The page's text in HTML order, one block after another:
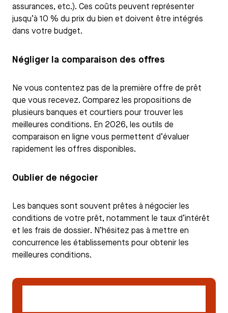
assurances, etc.). Ces coûts peuvent représenter
jusqu’à 10 % du prix du bien et doivent être intégrés
dans votre budget.
Négliger la comparaison des offres
Ne vous contentez pas de la première offre de prêt
que vous recevez. Comparez les propositions de
plusieurs banques et courtiers pour trouver les
meilleures conditions. En 2026, les outils de
comparaison en ligne vous permettent d’évaluer
rapidement les offres disponibles.
Oublier de négocier
Les banques sont souvent prêtes à négocier les
conditions de votre prêt, notamment le taux d’intérêt
et les frais de dossier. N’hésitez pas à mettre en
concurrence les établissements pour obtenir les
meilleures conditions.